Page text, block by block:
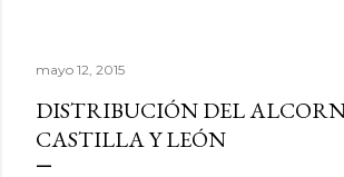
mayo 12, 2015
DISTRIBUCIÓN DEL
CASTILLA Y LEÓN